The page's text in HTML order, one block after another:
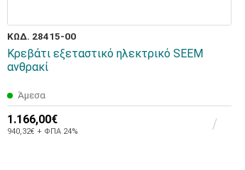
ΚΩΔ. 28415-00
Κρεβάτι εξεταστικό ηλεκτρικό SEEM
ανθρακί
Άμεσα
1.166,00€
940,32€ + ΦΠΑ 24%